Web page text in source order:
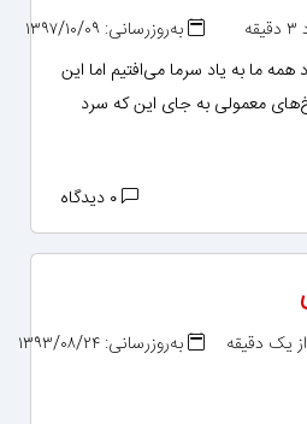
به‌روزرسانی: ۱۳۹۷/۱۰/۰۹
ما به یاد سرما می‌افتیم اما این
معمولی به جای این كه سرد
یک دقیقه
به‌روزرسانی: ۱۳۹۳/۰۸/۲۴